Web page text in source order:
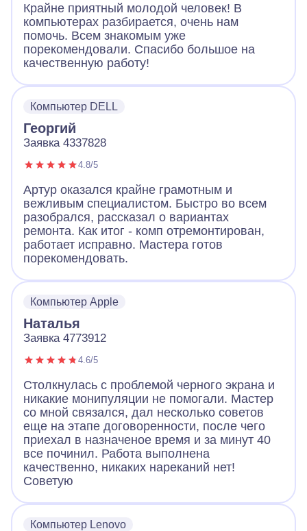
Крайне приятный молодой человек! В
компьютерах разбирается, очень нам
помочь. Всем знакомым уже
порекомендовали. Спасибо большое на
качественную работу!
Компьютер DELL
Георгий
Заявка 4337828
4.8/5
Артур оказался крайне грамотным и
вежливым специалистом. Быстро во всем
разобрался, рассказал о вариантах
ремонта. Как итог - комп отремонтирован,
работает исправно. Мастера готов
порекомендовать.
Компьютер Apple
Наталья
Заявка 4773912
4.6/5
Столкнулась с проблемой черного экрана и
никакие монипуляции не помогали. Мастер
со мной связался, дал несколько советов
еще на этапе договоренности, после чего
приехал в назначеное время и за минут 40
все починил. Работа выполнена
качественно, никаких нареканий нет!
Советую
Компьютер Lenovo